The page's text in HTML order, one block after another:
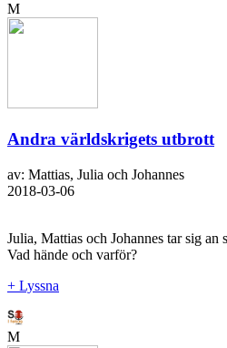
M
Andra världskrigets utbrott
av: Mattias, Julia och Johannes
2018-03-06
Julia, Mattias och Johannes tar sig an
Vad hände och varför?
+ Lyssna
M